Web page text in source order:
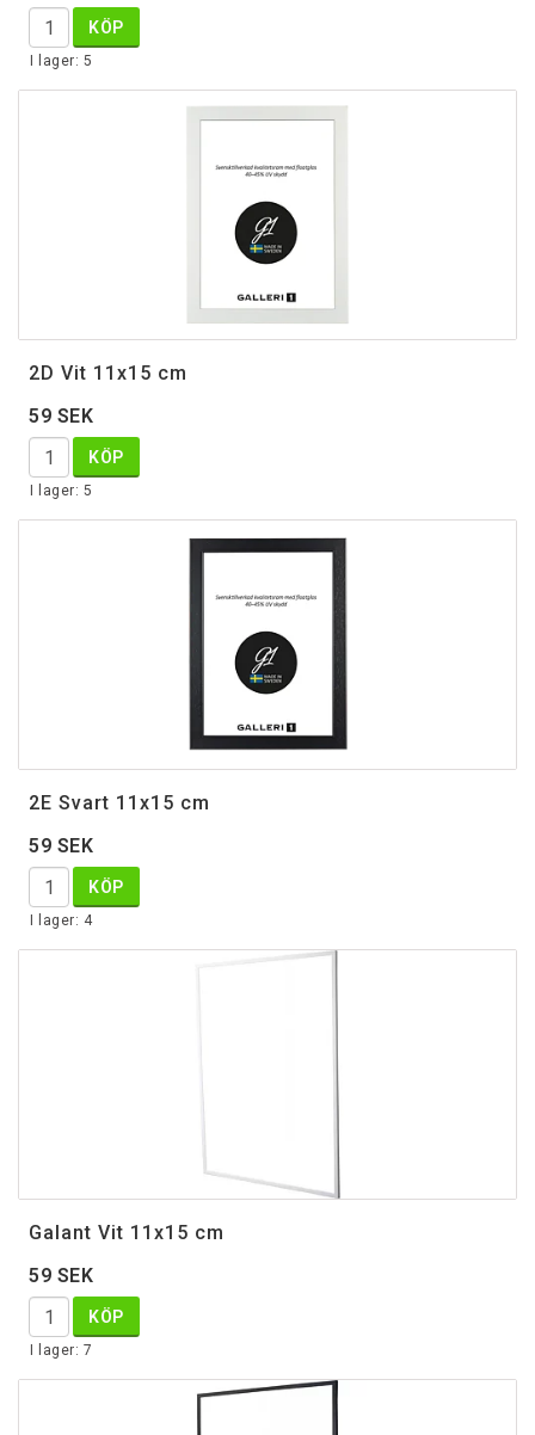
I lager: 5
KÖP
2D Vit 11x15 cm
59 SEK
I lager: 5
KÖP
2E Svart 11x15 cm
59 SEK
I lager: 4
KÖP
Galant Vit 11x15 cm
59 SEK
I lager: 7
KÖP